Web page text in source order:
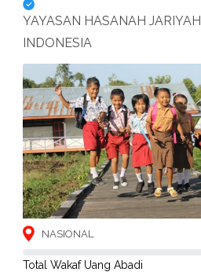
YAYASAN HASANAH JARIYAH
INDONESIA
NASIONAL
Total Wakaf Uang Abadi